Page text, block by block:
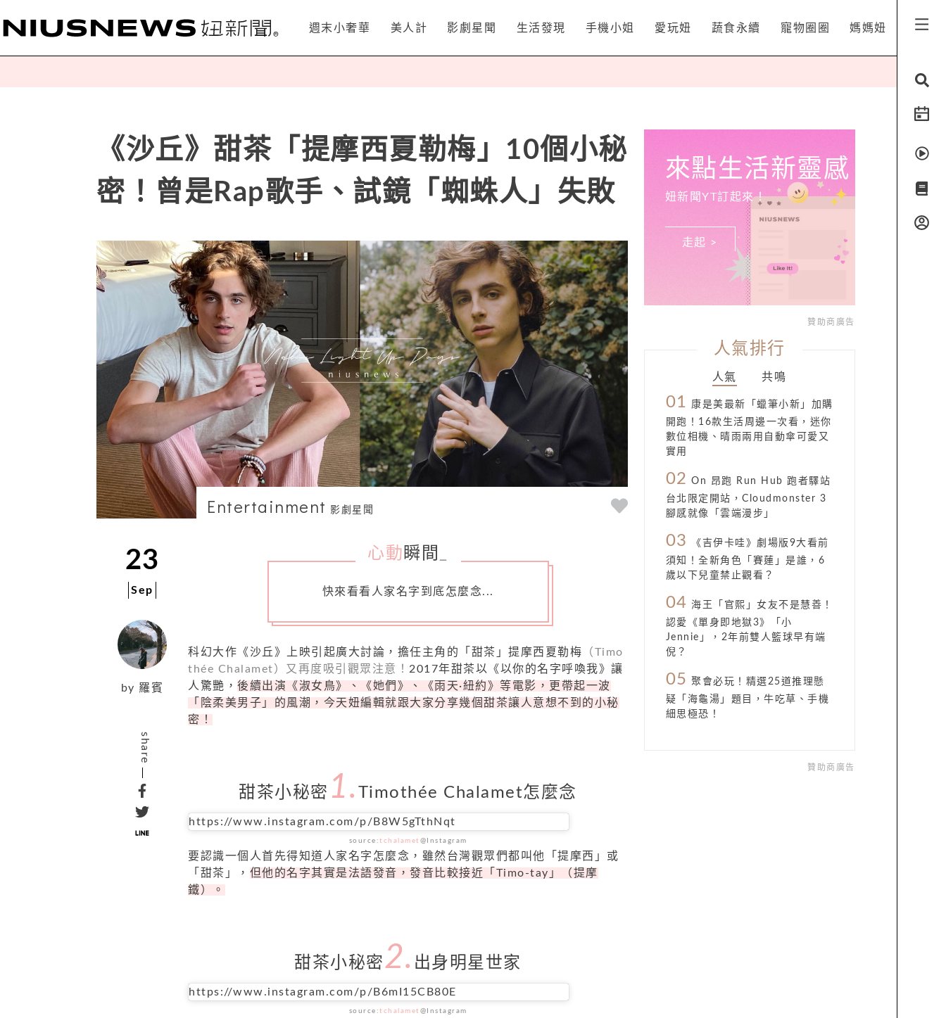
週末小奢華 美人計 影劇星聞 生活發現 手機小姐 愛玩妞 蔬食永續 寵物圈圈 媽媽妞
《沙丘》甜茶「提摩西夏勒梅」10個小秘
密！曾是Rap歌手、試鏡「蜘蛛人」失敗
Entertainment 影劇星聞
23
Sep
by 羅賓
share
心動 瞬間
快來看看人家名字到底怎麼念...
科幻大作《沙丘》上映引起廣大討論，擔任主角的「甜茶」提摩西夏勒梅 （Timo
thée Chalamet）又再度吸引觀眾注意！ 2017年甜茶以《以你的名字呼喚我》讓
人驚艷， 後續出演《淑女鳥》、《她們》、《雨天·紐約》等電影，更帶起一波
「陰柔美男子」的風潮，今天妞編輯就跟大家分享幾個甜茶讓人意想不到的小秘
密！
甜茶小秘密 1. Timothée Chalamet怎麼念
https://www.instagram.com/p/B8W5gTthNqt
source: tchalamet @Instagram
要認識一個人首先得知道人家名字怎麼念，雖然台灣觀眾們都叫他「提摩西」或
「甜茶」， 但他的名字其實是法語發音，發音比較接近「Timo-tay」（提摩
鐵）。
甜茶小秘密2. 出身明星世家
https://www.instagram.com/p/B6mI15CB80E
source: tchalamet @Instagram
來點生活新靈感
妞新聞YT訂起來！
走起 >
贊助商廣告
人氣排行
人氣 共鳴
01
康是美最新「蠟筆小新」加購
開跑！16款生活周邊一次看，迷你
數位相機、晴雨兩用自動傘可愛又
實用
02 On 昂跑 Run Hub 跑者驛站
台北限定開站，Cloudmonster 3
腳感就像「雲端漫步」
03
《吉伊卡哇》劇場版9大看前
須知！全新角色「賽蓮」是誰，6
歲以下兒童禁止觀看？
04 海王「官熙」女友不是慧善！
認愛《單身即地獄3》「小
Jennie」，2年前雙人籃球早有端
倪？
05 聚會必玩！精選25道推理懸
疑「海龜湯」題目，牛吃草、手機
細思極恐！
贊助商廣告